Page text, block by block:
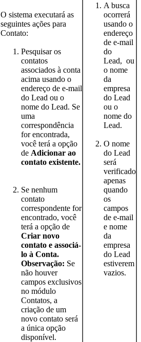
O sistema executará as
seguintes ações para
Contato:
Pesquisar os
contatos
associados à conta
acima usando o
endereço de e-mail
do Lead ou o
nome do Lead. Se
uma
correspondência
for encontrada,
você terá a opção
de Adicionar ao
contato existente.
Se nenhum
contato
correspondente for
encontrado, você
terá a opção de
Criar novo
contato e associá-
lo à Conta.
Observação: Se
não houver
campos exclusivos
no módulo
Contatos, a
criação de um
novo contato será
a única opção
disponível.
A busca
ocorrerá
usando o
endereço
de e-mail
do
Lead, ou
o nome
da
empresa
do Lead
ou o
nome do
Lead.
O nome
do Lead
será
verificado
apenas
quando
os
campos
de e-mail
e nome
da
empresa
do Lead
estiverem
vazios.